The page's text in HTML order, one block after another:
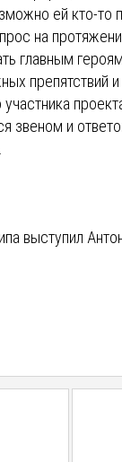
ей кто-то
на
главным
препятствий
участника
звеном и
выступил